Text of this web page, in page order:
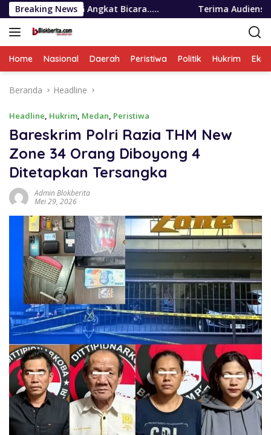
Langsung
ke
konten
Breaking News
Angkat Bicara….. Terima Audiensi BNKP, Gubernur
Home Nasional Daerah Peristiwa Politik Hukrim
Beranda Headline
Headline, Hukrim, Medan, Peristiwa
Bareskrim Polri Razia THM New
Zone 34 Orang Diboyong 4
Ditetapkan Tersangka
Admin Blokberita
Mei 29, 2026